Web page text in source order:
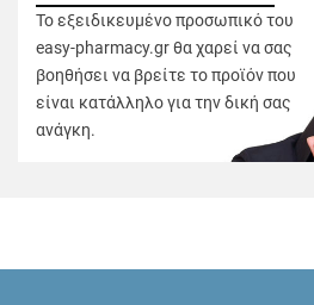
Το εξειδικευμένο προσωπικό του
easy-pharmacy.gr θα χαρεί να σας
βοηθήσει να βρείτε το προϊόν που
είναι κατάλληλο για την δική σας
ανάγκη.